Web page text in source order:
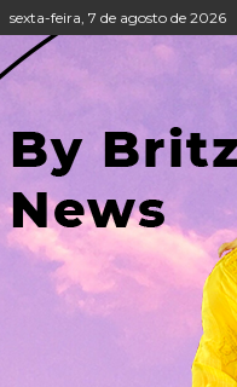
sexta-feira, 7 de agosto de 2026